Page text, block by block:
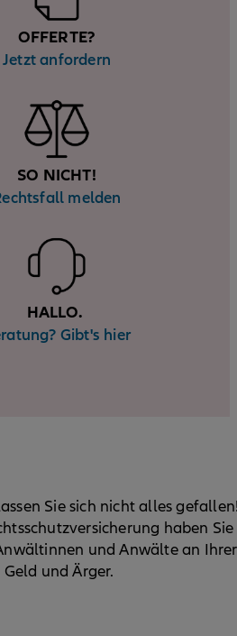
OFFERTE?
Jetzt anfordern
SO NICHT!
melden
HALLO.
Gibt's hier
Sie sich nicht alles
haben
und Anwälte an Ihrer
und Ärger.